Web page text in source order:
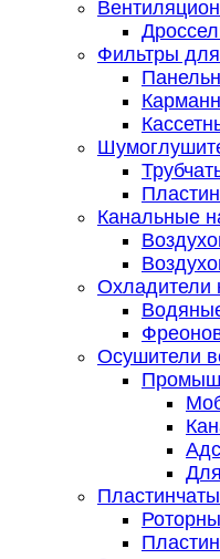
Фильтры
Канальные
Охладители
Осушители